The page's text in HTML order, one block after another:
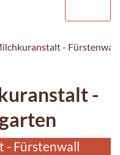
-
-
- Fürstenwall